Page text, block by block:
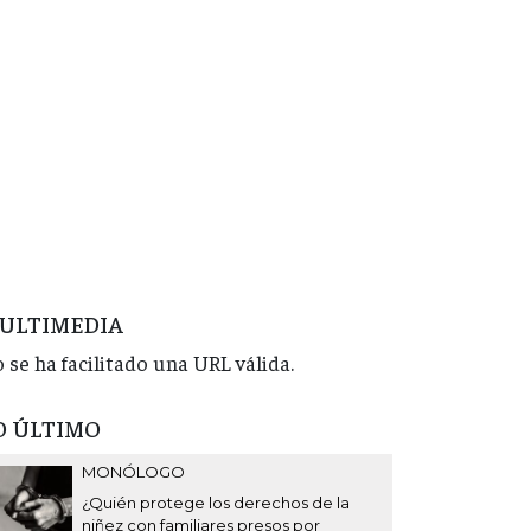
se ha facilitado una URL válida.
ÚLTIMO
MONÓLOGO
¿Quién protege los derechos de la
niñez con familiares presos por